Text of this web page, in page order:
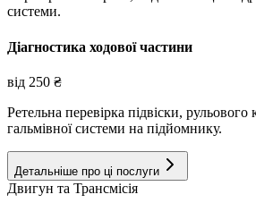
системи.
Діагностика ходової частини
від 250 ₴
Ретельна перевірка підвіски, рульового
гальмівної системи на підйомнику.
Детальніше про ці послуги
Двигун та Трансмісія